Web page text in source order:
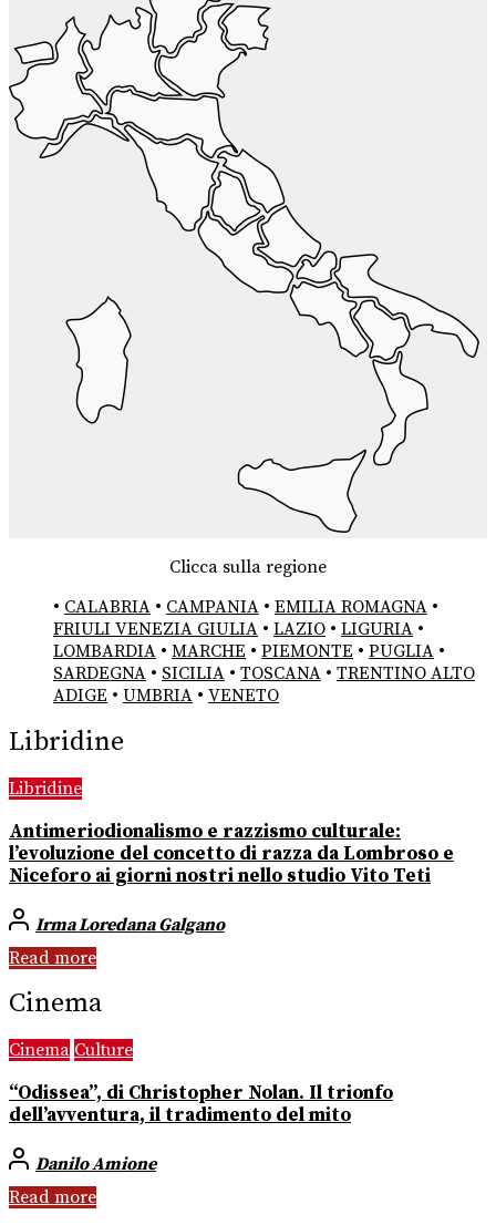
Clicca sulla regione
• CALABRIA • CAMPANIA • EMILIA ROMAGNA •
FRIULI VENEZIA GIULIA • LAZIO • LIGURIA •
LOMBARDIA • MARCHE • PIEMONTE • PUGLIA •
SARDEGNA • SICILIA • TOSCANA • TRENTINO ALTO
ADIGE • UMBRIA • VENETO
Libridine
Libridine
Antimeriodionalismo e razzismo culturale:
l’evoluzione del concetto di razza da Lombroso e
Niceforo ai giorni nostri nello studio Vito Teti
Irma Loredana Galgano
Read more
Cinema
Cinema Culture
“Odissea”, di Christopher Nolan. Il trionfo
dell’avventura, il tradimento del mito
Danilo Amione
Read more